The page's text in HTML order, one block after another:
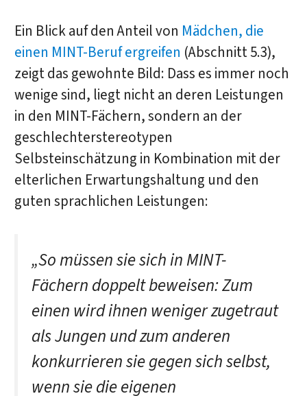
Ein Blick auf den Anteil von Mädchen, die
einen MINT-Beruf ergreifen (Abschnitt 5.3),
zeigt das gewohnte Bild: Dass es immer noch
wenige sind, liegt nicht an deren Leistungen
in den MINT-Fächern, sondern an der
geschlechterstereotypen
Selbsteinschätzung in Kombination mit der
elterlichen Erwartungshaltung und den
guten sprachlichen Leistungen:
„So müssen sie sich in MINT-
Fächern doppelt beweisen: Zum
einen wird ihnen weniger zugetraut
als Jungen und zum anderen
konkurrieren sie gegen sich selbst,
wenn sie die eigenen